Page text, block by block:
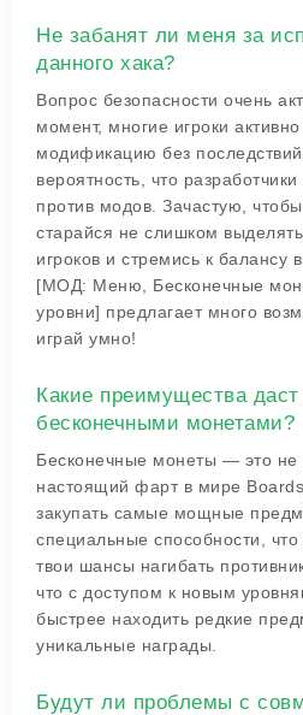
Не забанят ли меня за
данного хакa?
Вопрос безопасности очень
момент, многие игроки
модификацию без
вероятность, что
против модов. Зачастую,
старайся не слишком
игроков и стремись к балансу
[МОД: Меню, Бесконечные
уровни] предлагает много
играй умно!
Какие преимущества
бесконечными монетами?
Бесконечные монеты — это не
настоящий фарт в мире
закупать самые мощные
специальные способности,
твои шансы нагибать
что с доступом к новым
быстрее находить редкие
уникальные награды.
Будут ли проблемы с